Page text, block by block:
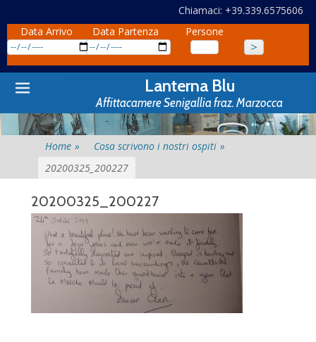
Chiamaci: +39.339.6575606
Data Arrivo
Data Partenza Persone
Primary
Menu
Skip
to
Lanterna Blu
Affittacamere Senigallia fraz. Marzocca
Home » Cosa scrivono i nostri ospiti »
20200325_200227
20200325_200227